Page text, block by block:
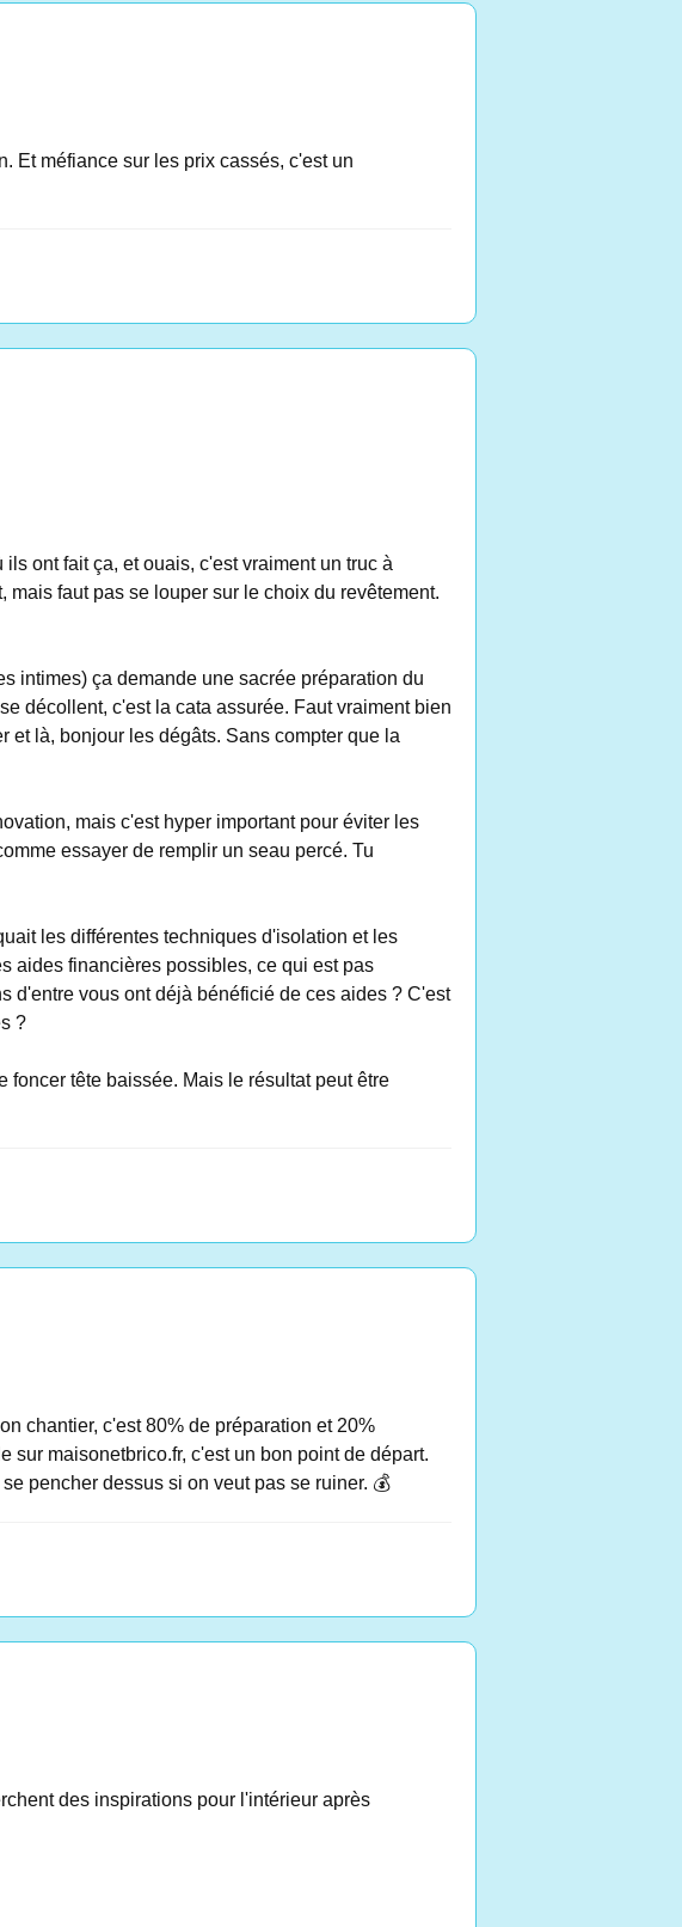
Et méfiance sur les prix cassés, c'est un
ont fait ça, et ouais, c'est vraiment un truc à
faut pas se louper sur le choix du revêtement.
intimes) ça demande une sacrée préparation du
décollent, c'est la cata assurée. Faut vraiment bien
et là, bonjour les dégâts. Sans compter que la
mais c'est hyper important pour éviter les
essayer de remplir un seau percé. Tu
les différentes techniques d'isolation et les
aides financières possibles, ce qui est pas
d'entre vous ont déjà bénéficié de ces aides ? C'est
?
foncer tête baissée. Mais le résultat peut être
chantier, c'est 80% de préparation et 20%
sur maisonetbrico.fr, c'est un bon point de départ.
pencher dessus si on veut pas se ruiner. 💰
des inspirations pour l'intérieur après